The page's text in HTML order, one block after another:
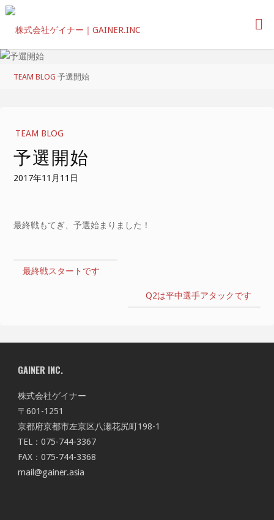
コ
ン
ホ
TEAM BLOG 予選開始
TEAM BLOG
予選開始
2017年11月11日
最終戦もてぎ、予選始まりました！
最終戦スタートです
Q2は平中選手アタックです
GAINER INC.
株式会社ゲイナー
〒601-1251
京都府京都市左京区八瀬花尻町198-1
TEL：075-744-3367
FAX：075-744-3368
mail@gainer.asia